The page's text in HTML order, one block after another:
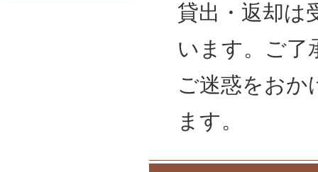
貸出・返却は
います。ご了
ご迷惑をおか
ます。